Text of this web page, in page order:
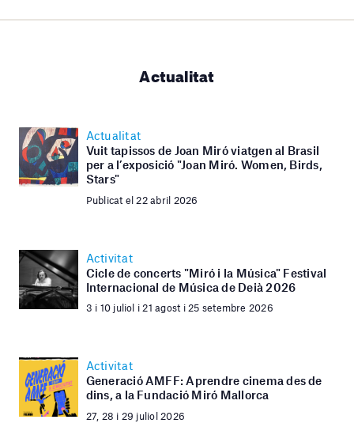
Actualitat
Actualitat
Vuit tapissos de Joan Miró viatgen al Brasil
per a l’exposició "Joan Miró. Women, Birds,
Stars"
Publicat el 22 abril 2026
Activitat
Cicle de concerts "Miró i la Música" Festival
Internacional de Música de Deià 2026
3 i 10 juliol i 21 agost i 25 setembre 2026
Activitat
Generació AMFF: Aprendre cinema des de
dins, a la Fundació Miró Mallorca
27, 28 i 29 juliol 2026